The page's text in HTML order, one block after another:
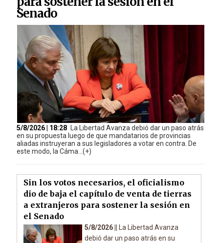
Senado
5/8/2026 | 18:28 La Libertad Avanza debió dar un paso atrás
en su propuesta luego de que mandatarios de provincias
aliadas instruyeran a sus legisladores a votar en contra. De
este modo, la Cáma...(+)
Sin los votos necesarios, el oficialismo
dio de baja el capítulo de venta de tierras
a extranjeros para sostener la sesión en
el Senado
5/8/2026 ||
La Libertad Avanza
debió dar un paso atrás en su